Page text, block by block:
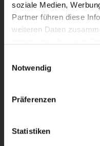
soziale Medien,
Partner führen diese
weiteren Daten
Notwendig
Präferenzen
Statistiken
Your
You might
Sunshine on your
air, a dip in the pool,
No matter what you
P.S. Check out
See you soon at